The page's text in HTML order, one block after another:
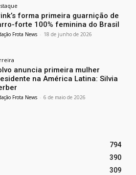
forma primeira guarnição de
forte 100% feminina do Brasil
Frota News - 18 de junho de 2026
anuncia primeira mulher
na América Latina: Silvia
Frota News - 6 de maio de 2026
794
390
309